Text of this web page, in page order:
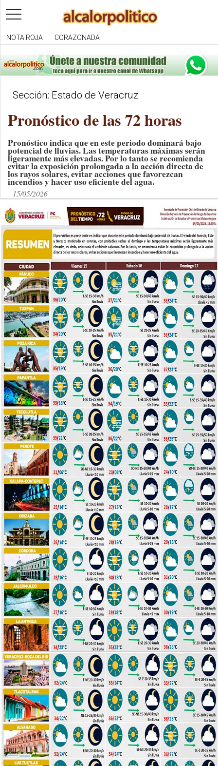
toggle
navigation
NOTA ROJA CORAZONADA
Sección: Estado de Veracruz
Pronóstico de las 72 horas
Pronóstico indica que en este periodo dominará bajo
potencial de lluvias. Las temperaturas máximas serán
ligeramente más elevadas. Por lo tanto se recomienda
evitar la exposición prolongada a la acción directa de
los rayos solares, evitar acciones que favorezcan
incendios y hacer uso eficiente del agua.
15/05/2026